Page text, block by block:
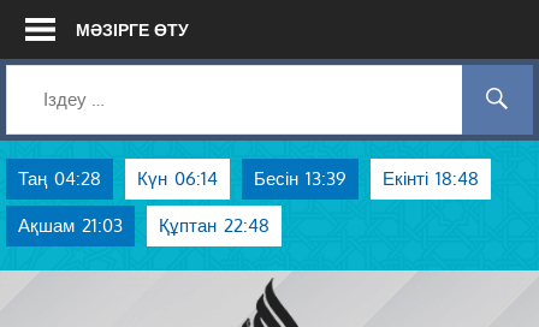
Skip
МӘЗІРГЕ ӨТУ
Таң 04:28 Күн 06:14 Бесін 13:39 Екінті 18:48
Ақшам 21:03 Құптан 22:48